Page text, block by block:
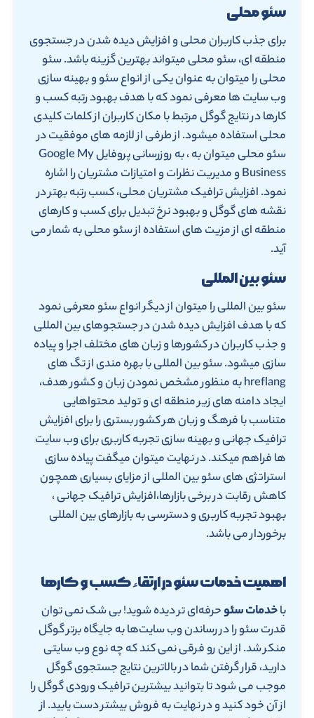
سئو محلی
برای جذب کاربران محلی و افزایش دیده شدن در جستجوی
منطقه ای، سئو محلی میتواند بهترین گزینه باشد. سئو
محلی را میتوان به عنوان یکی از انواع سئو و بهینه سازی
وب سایت ها معرفی نمود که با هدف بهبود رتبه کسب و
کارها در نتایج گوگل مرتبط با مکان کاربران از کلمات کلیدی
محلی استفاده میشود. از طرفی از لازمه های موفقیت در
سئو محلی میتوان به ، به روزرسانی پروفایل Google My
Business و مدیریت نظرات و امتیازات مشتریان را اشاره
نمود. افزایش ترافیک مشتریان محلی، کسب رتبه بهتر در
نقشه های گوگل و بهبود نرخ تبدیل برای کسب و کارهای
منطقه ای از مزیت های استفاده از سئو محلی به شمار می
آید.
سئو بین المللی
سئو بین المللی را میتوان از دیگر انواع سئو معرفی نمود
که با هدف افزایش دیده شدن در جستجوهای بین المللی
و جذب کاربران در کشورها و زبان های مختلف اجرا و پیاده
سازی میشود. سئو بین المللی با بهره مندی از تگ های
hreflang به منظور مشخص نمودن زبان و کشور هدف،
ایجاد دامنه های زیر منطقه ای و تولید محتواهایی
متناسب با فرهگ و زبان هر کشور بستری را برای افزایش
ترافیک جهانی و بهینه سازی تجربه کاربری برای وب سایت
ها فراهم میکند. در نهایت میتوان میگفت پیاده سازی
استراتژی های سئو بین المللی از مزایای بسیاری همچون
کاهش رقابت در برخی بازارها،افزایش ترافیک جهانی ،
بهبود تجربه کاربری و دسترسی به بازارهای بین المللی
برخوردار می باشد.
اهمیت خدمات سئو در ارتقاء کسب و کارها
باخدمات سئوحرفه‌ای تر دیده شوید! بی شک نمی توان
قدرت سئو را در رساندن وب سایت‌ها به جایگاه برتر گوگل
منکر شد. از این رو فرقی نمی کند که چه نوع وب سایتی
دارید، قرار گرفتن شما در بالاترین نتایج جستجوی گوگل
موجب می شود تا بتوانید بیشترین ترافیک ورودی گوگل را
از آن خود کنید و در نهایت به فروش بیشتر دست یابید. از